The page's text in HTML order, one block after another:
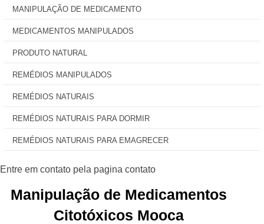
MANIPULAÇÃO DE MEDICAMENTO
MEDICAMENTOS MANIPULADOS
PRODUTO NATURAL
REMÉDIOS MANIPULADOS
REMÉDIOS NATURAIS
REMÉDIOS NATURAIS PARA DORMIR
REMÉDIOS NATURAIS PARA EMAGRECER
Manipulação de Medicamentos
Citotóxicos Mooca